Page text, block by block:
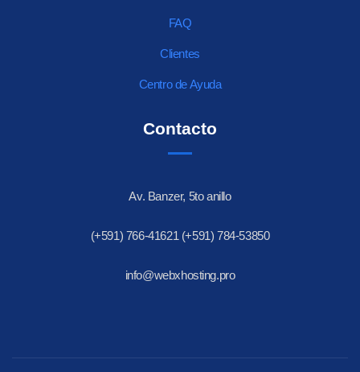
FAQ
Clientes
Centro de Ayuda
Contacto
Av. Banzer, 5to anillo
(+591) 766-41621 (+591) 784-53850
info@webxhosting.pro